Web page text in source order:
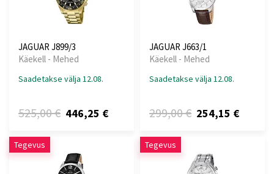
JAGUAR J899/3
Käekell - Mehed
Saadetakse välja 12.08.
525,00 € 446,25 €
JAGUAR J663/1
Käekell - Mehed
Saadetakse välja 12.08.
299,00 € 254,15 €
Tegevus Tegevus